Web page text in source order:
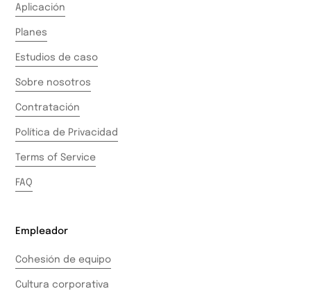
Aplicación
Planes
Estudios de caso
Sobre nosotros
Contratación
Política de Privacidad
Terms of Service
FAQ
Empleador
Cohesión de equipo
Cultura corporativa